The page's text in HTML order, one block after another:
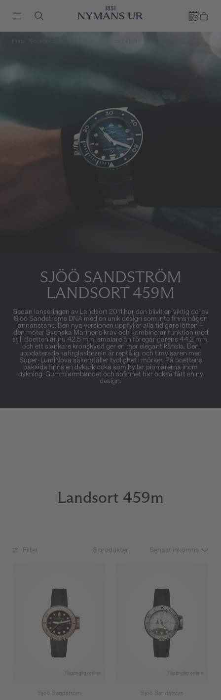
SJÖÖ SANDSTRÖM
LANDSORT 459M
Sedan lanseringen av Landsort 2011 har den blivit en viktig del av
Sjöö Sandströms DNA med en unik design som inte finns någon
annanstans. Den nya versionen uppfyller alla tidigare löften –
den möter Svenska Marinens krav och kombinerar funktion med
stil. Boetten är nu 42,5 mm, smalare än föregångarens 44,2 mm,
och ett slankare kronskydd ger en mer elegant känsla. Den
uppdaterade safirglasbezeln är reptålig, och timvisaren med
Super-LumiNova säkerställer tydlighet i mörker. På boettens
baksida finns en dykarklocka som hyllar pionjärerna inom
dykning. Gummiarmbandet och spännet har också fått en ny
design.
Landsort 459m
Filter 8 produkter
Tillgänglig online
Sjöö Sandström
Tillgänglig online
Sjöö Sandström